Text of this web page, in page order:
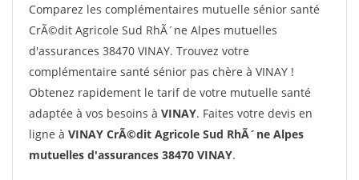
Comparez les complémentaires mutuelle sénior santé
CrÃ©dit Agricole Sud RhÃ´ne Alpes mutuelles
d'assurances 38470 VINAY. Trouvez votre
complémentaire santé sénior pas chère à VINAY !
Obtenez rapidement le tarif de votre mutuelle santé
adaptée à vos besoins à VINAY. Faites votre devis en
ligne à VINAY CrÃ©dit Agricole Sud RhÃ´ne Alpes
mutuelles d'assurances 38470 VINAY.